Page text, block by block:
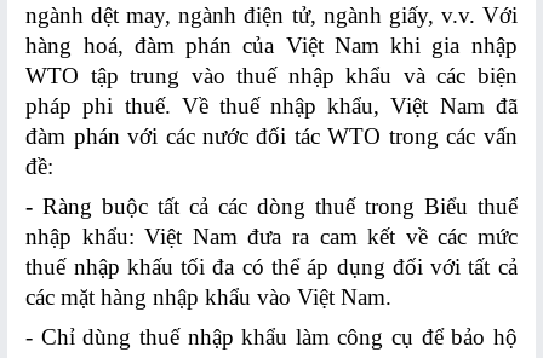
Hoạt
động
Logistics
HOẠT
ĐỘNG
FTAS
Kết
quả
FTAs
ngành dệt may, ngành điện tử, ngành giấy, v.v. Với
hàng hoá, đàm phán của Việt Nam khi gia nhập
WTO tập trung vào thuế nhập khẩu và các biện
pháp phi thuế. Về thuế nhập khẩu, Việt Nam đã
đàm phán với các nước đối tác WTO trong các vấn
đề:
-Ràng buộc tất cả các dòng thuế trong Biểu thuế
nhập khẩu: Việt Nam đưa ra cam kết về các mức
thuế nhập khấu tối đa có thể áp dụng đối với tất cả
các mặt hàng nhập khẩu vào Việt Nam.
- Chỉ dùng thuế nhập khẩu làm công cụ để bảo hộ